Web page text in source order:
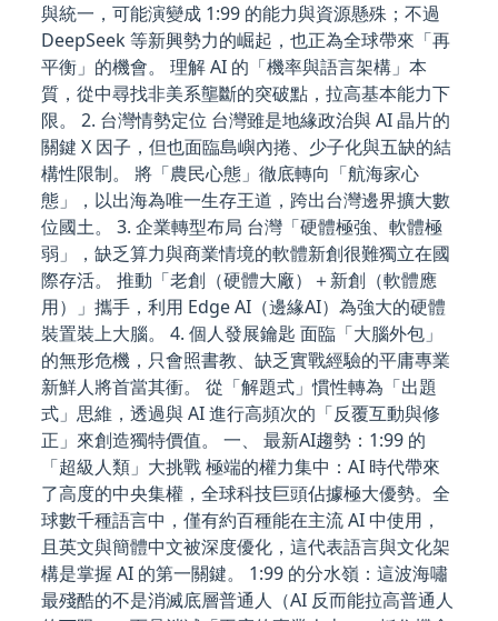
與統一，可能演變成 1:99 的能力與資源懸殊；不過
DeepSeek 等新興勢力的崛起，也正為全球帶來「再
平衡」的機會。 理解 AI 的「機率與語言架構」本
質，從中尋找非美系壟斷的突破點，拉高基本能力下
限。 2. 台灣情勢定位 台灣雖是地緣政治與 AI 晶片的
關鍵 X 因子，但也面臨島嶼內捲、少子化與五缺的結
構性限制。 將「農民心態」徹底轉向「航海家心
態」，以出海為唯一生存王道，跨出台灣邊界擴大數
位國土。 3. 企業轉型布局 台灣「硬體極強、軟體極
弱」，缺乏算力與商業情境的軟體新創很難獨立在國
際存活。 推動「老創（硬體大廠）＋新創（軟體應
用）」攜手，利用 Edge AI（邊緣AI）為強大的硬體
裝置裝上大腦。 4. 個人發展鑰匙 面臨「大腦外包」
的無形危機，只會照書教、缺乏實戰經驗的平庸專業
新鮮人將首當其衝。 從「解題式」慣性轉為「出題
式」思維，透過與 AI 進行高頻次的「反覆互動與修
正」來創造獨特價值。 一、 最新AI趨勢：1:99 的
「超級人類」大挑戰 極端的權力集中：AI 時代帶來
了高度的中央集權，全球科技巨頭佔據極大優勢。全
球數千種語言中，僅有約百種能在主流 AI 中使用，
且英文與簡體中文被深度優化，這代表語言與文化架
構是掌握 AI 的第一關鍵。 1:99 的分水嶺：這波海嘯
最殘酷的不是消滅底層普通人（AI 反而能拉高普通人